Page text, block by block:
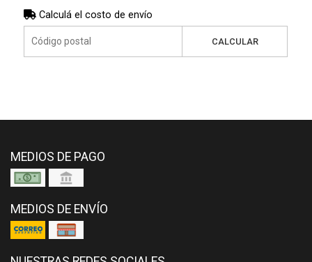
Calculá el costo de envío
CALCULAR
MEDIOS DE PAGO
MEDIOS DE ENVÍO